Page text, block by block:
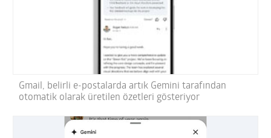
Gmail, belirli e-postalarda artık Gemini tarafından
otomatik olarak üretilen özetleri gösteriyor